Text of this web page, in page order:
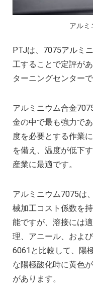
アルミ
PTJは、7075アルミ
工することで定評が
ターニングセンター
アルミニウム合金
金の中で最も強力で
度を必要とする作業
を備え、温度が低下
産業に最適です。
アルミニウム7075は
械加工コスト係数を
能ですが、溶接には
理、アニール、およ
6061と比較して、陽
な陽極酸化時に黄色
があります。